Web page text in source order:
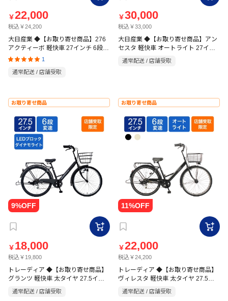
￥22,000
税込￥24,200
大日産業 ◆【お取り寄せ商品】276
アクティーボ 軽快車 27インチ 6段
ブラック 4536896149555
1
通常配送 / 店舗受取
￥30,000
税込￥33,000
大日産業 ◆【お取り寄せ商品】アン
セスタ 軽快車 オートライト 27イン
チ 6段
通常配送 / 店舗受取
お取り寄せ商品
￥ 18,000
税込￥19,800
トレーディア ◆【お取り寄せ商品】
グランツ 軽快車 太タイヤ 27.5イン
チ 6段 マットブラック
通常配送 / 店舗受取
お取り寄せ商品
￥22,000
税込￥24,200
トレーディア ◆【お取り寄せ商品】
ヴィレスタ 軽快車 太タイヤ 27.5イ
ンチ 6段
通常配送 / 店舗受取